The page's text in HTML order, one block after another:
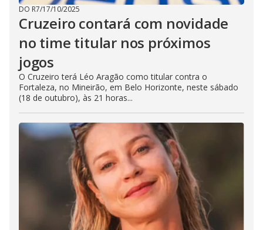
DO R7/17/10/2025
Cruzeiro contará com novidade
no time titular nos próximos
jogos
O Cruzeiro terá Léo Aragão como titular contra o
Fortaleza, no Mineirão, em Belo Horizonte, neste sábado
(18 de outubro), às 21 horas...